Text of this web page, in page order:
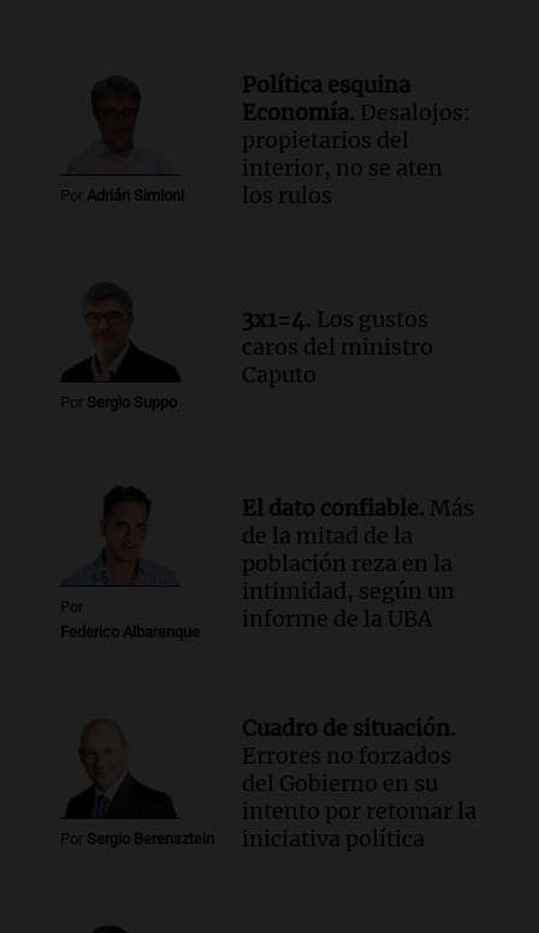
Por Adrián Simioni
Política esquina
Economía. Desalojos:
propietarios del
interior, no se aten
los rulos
Por Sergio Suppo
3x1=4. Los gustos
caros del ministro
Caputo
Por
Federico Albarenque
El dato confiable. Más
de la mitad de la
población reza en la
intimidad, según un
informe de la UBA
Por Sergio Berensztein
Cuadro de situación.
Errores no forzados
del Gobierno en su
intento por retomar la
iniciativa política